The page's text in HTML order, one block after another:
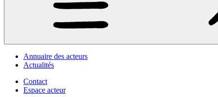
Annuaire des acteurs
Actualités
Contact
Espace acteur